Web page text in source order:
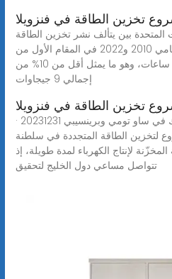
تخزين الطاقة في فنزويلا
المتحدة بين يتألف نشر تخزين الطاقة
في الولايات المتحدة بين عامي 2010 و2022 في المقام الأول من
تخزين لمدة تزيد عن أربع ساعات، وهو ما يمثل أقل من 10% من
إجمالي 9 جيجاوات
تخزين الطاقة في فنزويلا
مشروع تخزين الطاقة المشترك في ساو تومي وبرينسيبي 20231231 ·
لتخزين الطاقة المتجددة في سلطنة
لإنتاج الكهرباء لمدة طويلة، إذ
تتواصل مساعي دول الخليج لتحقيق